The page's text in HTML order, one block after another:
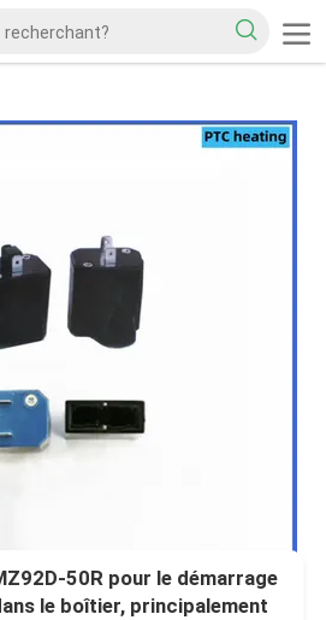
50R pour le démarrage
le boîtier, principalement